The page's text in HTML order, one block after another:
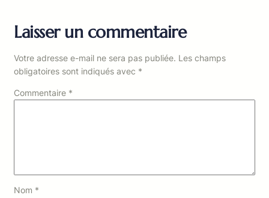
Laisser un commentaire
Votre adresse e-mail ne sera pas publiée. Les champs
obligatoires sont indiqués avec *
Commentaire *
Nom *